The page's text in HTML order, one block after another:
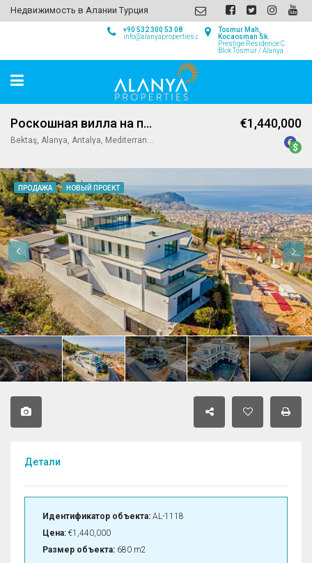
Недвижимость в Алании Турция
Tosmur Mah,
Kocaosman Sk.
Prestige Residence C
Blok Tosmur / Alanya
+90 532 300 53 08
info@alanyaproperties.com
Роскошная вилла на продажу в Бекташе Аланья
Bektaş, Alanya, Antalya, Mediterranean Region, 07400, Turkey
€1,440,000
ПРОДАЖА НОВЫЙ ПРОЕКТ
Детали
Идентификатор объекта: AL-1118
Цена: €1,440,000
Размер объекта: 680 m2